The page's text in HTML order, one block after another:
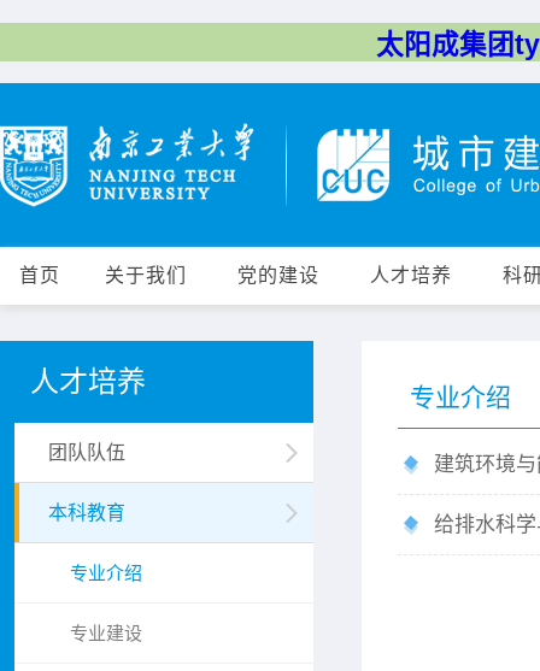
太阳成集团
首页 关于我们 党的建设 人才培养 科
人才培养
团队队伍
本科教育
专业介绍
专业建设
专业介绍
建筑环境
给排水科